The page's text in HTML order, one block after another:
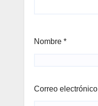
Nombre *
Correo electrónico